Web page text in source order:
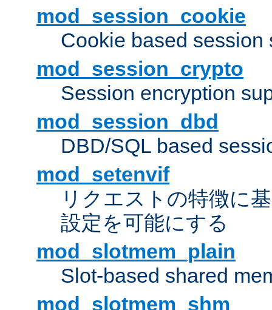
mod_session_cookie
Cookie based session
mod_session_crypto
Session encryption
mod_session_dbd
DBD/SQL based
mod_setenvif
リクエストの特徴に
設定を可能にする
mod_slotmem_plain
Slot-based shared
mod_slotmem_shm